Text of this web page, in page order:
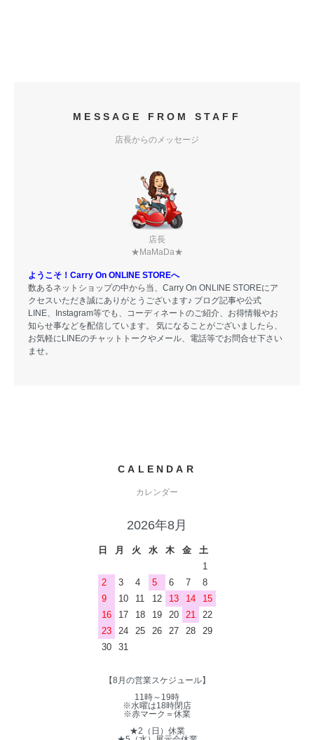
MESSAGE FROM STAFF
店長からのメッセージ
店長
★MaMaDa★
ようこそ！Carry On ONLINE STOREへ
数あるネットショップの中から当、Carry On ONLINE STOREにア
クセスいただき誠にありがとうございます♪ ブログ記事や公式
LINE、Instagram等でも、コーディネートのご紹介、お得情報やお
知らせ事などを配信しています。 気になることがございましたら、
お気軽にLINEのチャットトークやメール、電話等でお問合せ下さい
ませ。
CALENDAR
カレンダー
2026年8月
日 月 火 水 木 金
土
1
2
3 4 5 6 7
8
9
10 11 12 13 14
15
16
17 18 19 20 21
22
23
24 25 26 27 28
29
30
31
【8月の営業スケジュール】
11時～19時
※水曜は18時閉店
※赤マーク＝休業
★2（日）休業